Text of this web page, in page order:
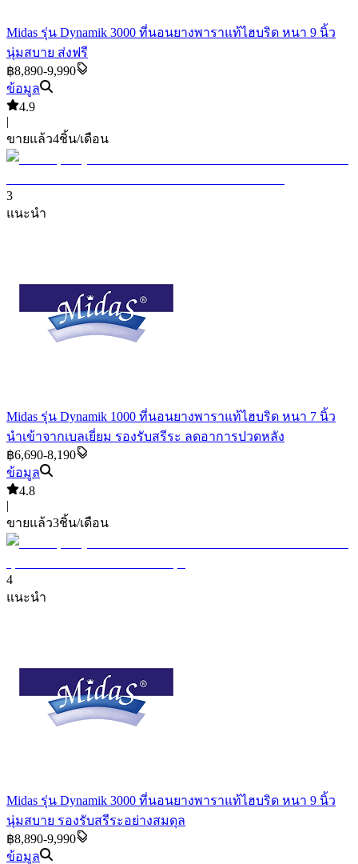
Midas รุ่น Dynamik 3000 ที่นอนยางพาราแท้ไฮบริด หนา 9 นิ้ว
นุ่มสบาย ส่งฟรี
฿8,890-9,990
ข้อมูล
4.9
|
ขายแล้ว4ชิ้น/เดือน
3
แนะนำ
Midas รุ่น Dynamik 1000 ที่นอนยางพาราแท้ไฮบริด หนา 7 นิ้ว
นำเข้าจากเบลเยี่ยม รองรับสรีระ ลดอาการปวดหลัง
฿6,690-8,190
ข้อมูล
4.8
|
ขายแล้ว3ชิ้น/เดือน
4
แนะนำ
Midas รุ่น Dynamik 3000 ที่นอนยางพาราแท้ไฮบริด หนา 9 นิ้ว
นุ่มสบาย รองรับสรีระอย่างสมดุล
฿8,890-9,990
ข้อมูล